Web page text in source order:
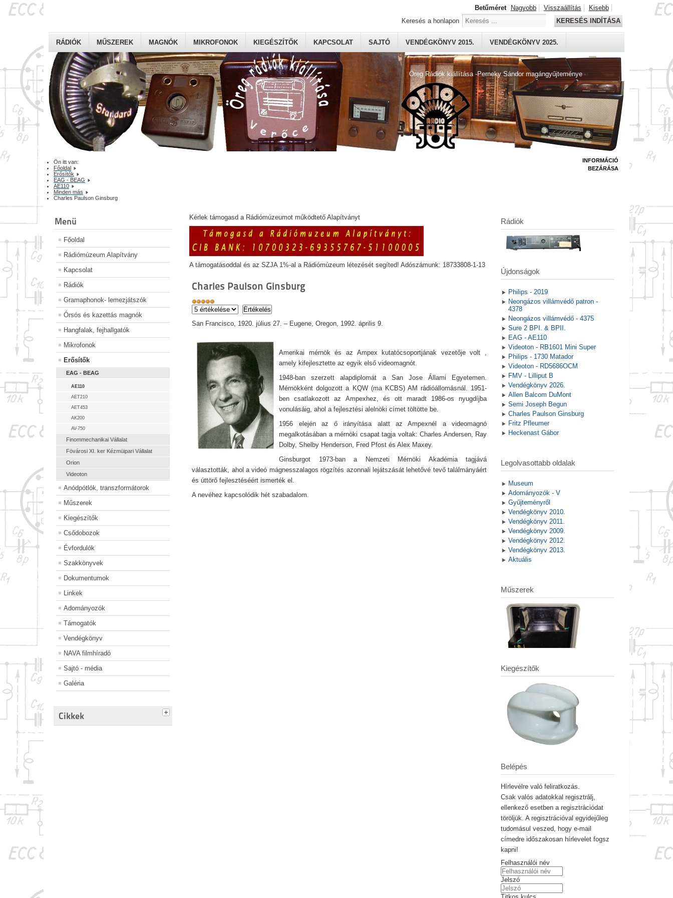
Öreg Rádiók kiállítása -Perneky Sándor magángyűjteménye
RÁDIÓK MŰSZEREK MAGNÓK MIKROFONOK KIEGÉSZÍTŐK KAPCSOLAT SAJTÓ VENDÉGKÖNYV 2015. VENDÉGKÖNYV 2025.
Betűméret Nagyobb Visszaállítás
Kisebb
Keresés a honlapon
KERESÉS INDÍTÁSA
Ön itt van:
Főoldal
Erősítők
EAG - BEAG
AE110
Minden más
Charles Paulson Ginsburg
Menü
Főoldal
Rádiómúzeum Alapítvány
Kapcsolat
Rádiók
Gramaphonok- lemezjátszók
Órsós és kazettás magnók
Hangfalak, fejhallgatók
Mikrofonok
Erősítők
EAG - BEAG
AE110
AET210
AET453
AK200
AV-750
Finommechanikai Vállalat
Fövárosi XI. ker Kézmüipari Vállalat
Orion
Videoton
Anódpótlók, transzformátorok
Műszerek
Kiegészítők
Csődobozok
Évfordulók
Szakkönyvek
Dokumentumok
Linkek
Adományozók
Támogatók
Vendégkönyv
NAVA filmhíradó
Sajtó - média
Galéria
Cikkek
Kérlek támogasd a Rádiómúzeumot működtető Alapítványt
A támogatásoddal és az SZJA 1%-al a Rádiómúzeum létezését segíted! Adószámunk: 18733808-1-13
Charles Paulson Ginsburg
San Francisco, 1920. július 27. – Eugene, Oregon, 1992. április 9.
Amerikai mérnök és az Ampex kutatócsoportjának vezetője volt ,
amely kifejlesztette az egyik első videomagnót.
1948-ban szerzett alapdiplomát a San Jose Állami Egyetemen.
Mérnökként dolgozott a KQW (ma KCBS) AM rádióállomásnál. 1951-
ben csatlakozott az Ampexhez, és ott maradt 1986-os nyugdíjba
vonulásáig, ahol a fejlesztési alelnöki címet töltötte be.
1956 elején az ő irányítása alatt az Ampexnél a videomagnó
megalkotásában a mérnöki csapat tagja voltak: Charles Andersen, Ray
Dolby, Shelby Henderson, Fred Pfost és Alex Maxey.
Ginsburgot 1973-ban a Nemzeti Mérnöki Akadémia tagjává
választották, ahol a videó mágnesszalagos rögzítés azonnali lejátszását lehetővé tevő találmányáért
és úttörő fejlesztéséért ismerték el.
A nevéhez kapcsolódik hét szabadalom.
INFORMÁCIÓ
BEZÁRÁSA
Rádiók
Újdonságok
Philips - 2019
Neongázos villámvédő patron -
4378
Neongázos villámvédő - 4375
Sure 2 BPI. & BPII.
EAG - AE110
Videoton - RB1601 Mini Super
Philips - 1730 Matador
Videoton - RD5686OCM
FMV - Lilliput B
Vendégkönyv 2026.
Allen Balcom DuMont
Semi Joseph Begun
Charles Paulson Ginsburg
Fritz Pfleumer
Heckenast Gábor
Legolvasottabb oldalak
Museum
Adományozók - V
Gyűjteményről
Vendégkönyv 2010.
Vendégkönyv 2011.
Vendégkönyv 2009.
Vendégkönyv 2012.
Vendégkönyv 2013.
Aktuális
Műszerek
Kiegészítők
Belépés
Hírlevélre való feliratkozás.
Csak valós adatokkal regisztrálj,
ellenkező esetben a regisztrációdat
töröljük. A regisztrációval egyidejűleg
tudomásul veszed, hogy e-mail
címedre időszakosan hírlevelet fogsz
kapni!
Felhasználói név
Jelszó